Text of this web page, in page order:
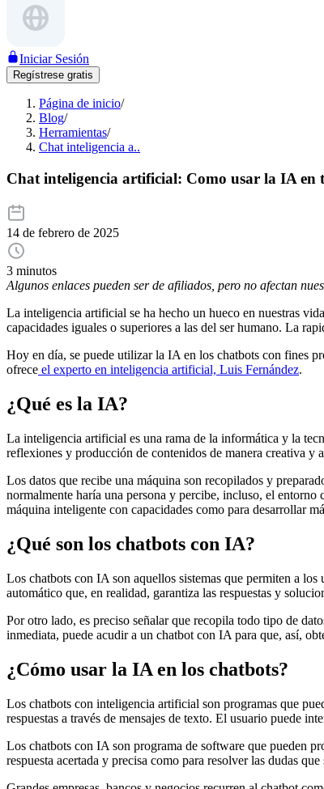
Iniciar Sesión
Regístrese gratis
Página de inicio/
Blog/
Herramientas/
Chat inteligencia a..
Chat inteligencia artificial: Como usar la IA en
14 de febrero de 2025
3 minutos
Algunos enlaces pueden ser de afiliados, pero no afectan
La inteligencia artificial se ha hecho un hueco en nuestras
capacidades iguales o superiores a las del ser humano. La
Hoy en día, se puede utilizar la IA en los chatbots con fines
ofrece el experto en inteligencia artificial, Luis Fernández.
¿Qué es la IA?
La inteligencia artificial es una rama de la informática y la
reflexiones y producción de contenidos de manera creativa y
Los datos que recibe una máquina son recopilados y
normalmente haría una persona y percibe, incluso, el
máquina inteligente con capacidades como para desarrollar
¿Qué son los chatbots con IA?
Los chatbots con IA son aquellos sistemas que permiten a
automático que, en realidad, garantiza las respuestas y
Por otro lado, es preciso señalar que recopila todo tipo de
inmediata, puede acudir a un chatbot con IA para que, así,
¿Cómo usar la IA en los chatbots?
Los chatbots con inteligencia artificial son programas que
respuestas a través de mensajes de texto. El usuario puede
Los chatbots con IA son programa de software que pueden
respuesta acertada y precisa como para resolver las dudas